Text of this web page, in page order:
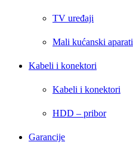
TV uređaji
Mali kućanski aparati
Kabeli i konektori
Kabeli i konektori
HDD – pribor
Garancije